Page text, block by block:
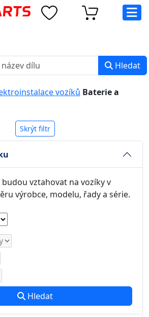
Hledat
vozíků Baterie a
Skrýt filtr
vztahovat na vozíky v
výrobce, modelu, řady a série.
Hledat